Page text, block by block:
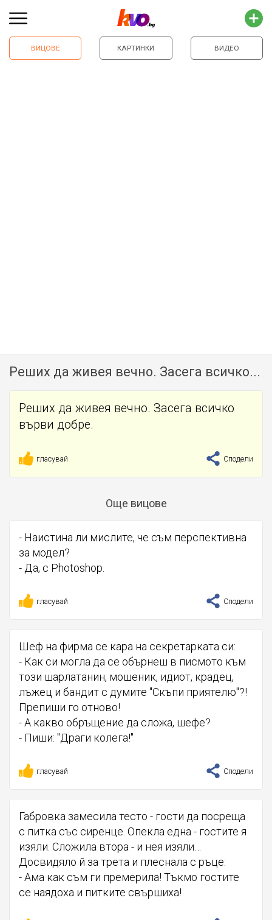
ВИЦОВЕ КАРТИНКИ ВИДЕО
Реших да живея вечно. Засега всичко...
Реших да живея вечно. Засега всичко
върви добре.
гласувай Сподели
Още вицове
- Наистина ли мислите, че съм перспективна
за модел?
- Да, с Photoshop.
гласувай Сподели
Шеф на фирма се кара на секретарката си:
- Как си могла да се обърнеш в писмото към
този шарлатанин, мошеник, идиот, крадец,
лъжец и бандит с думите "Скъпи приятелю"?!
Препиши го отново!
- А какво обръщение да сложа, шефе?
- Пиши: "Драги колега!"
гласувай Сподели
Габровка замесила тесто - гости да посреща
с питка със сиренце. Опекла една - гостите я
изяли. Сложила втора - и нея изяли…
Досвидяло й за трета и плеснала с ръце:
- Ама как съм ги премерила! Тъкмо гостите
се наядоха и питките свършиха!